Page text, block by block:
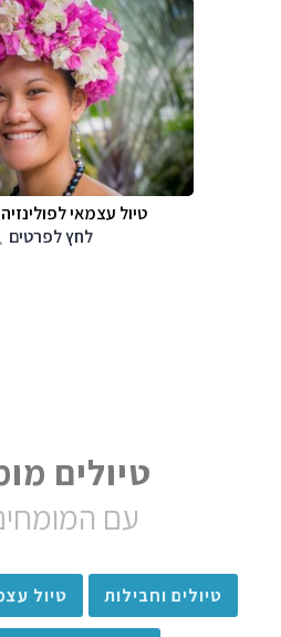
טיול עצמאי
לחץ לפרטים
טיולים
עם
טיולים וחבילות טיול